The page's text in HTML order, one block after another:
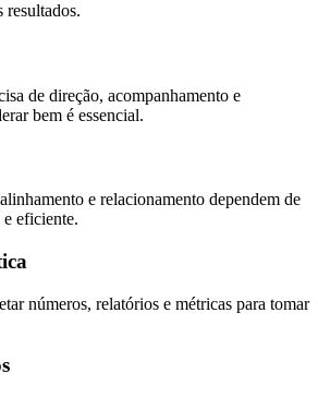
resultados.
de direção, acompanhamento e
bem é essencial.
e relacionamento dependem de
eficiente.
números, relatórios e métricas para tomar